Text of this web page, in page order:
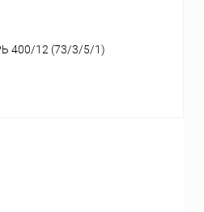
400/12 (73/3/5/1)